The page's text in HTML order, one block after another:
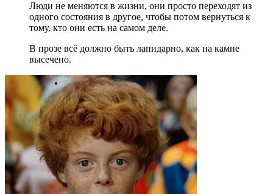
Люди не меняются в жизни, они просто переходят из
одного состояния в другое, чтобы потом вернуться к
тому, кто они есть на самом деле.
В прозе всё должно быть лапидарно, как на камне
высечено.